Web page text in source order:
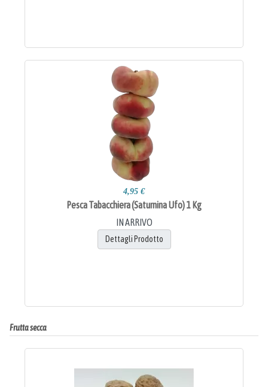
4,95 €
Pesca Tabacchiera (Saturnina Ufo) 1 Kg
IN ARRIVO
Dettagli Prodotto
Frutta secca